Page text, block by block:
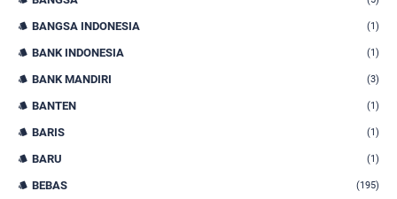
BANGSA INDONESIA (1)
BANK INDONESIA (1)
BANK MANDIRI (3)
BANTEN (1)
BARIS (1)
BARU (1)
BEBAS (195)